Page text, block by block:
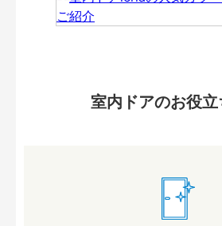
室内ドアのお役立